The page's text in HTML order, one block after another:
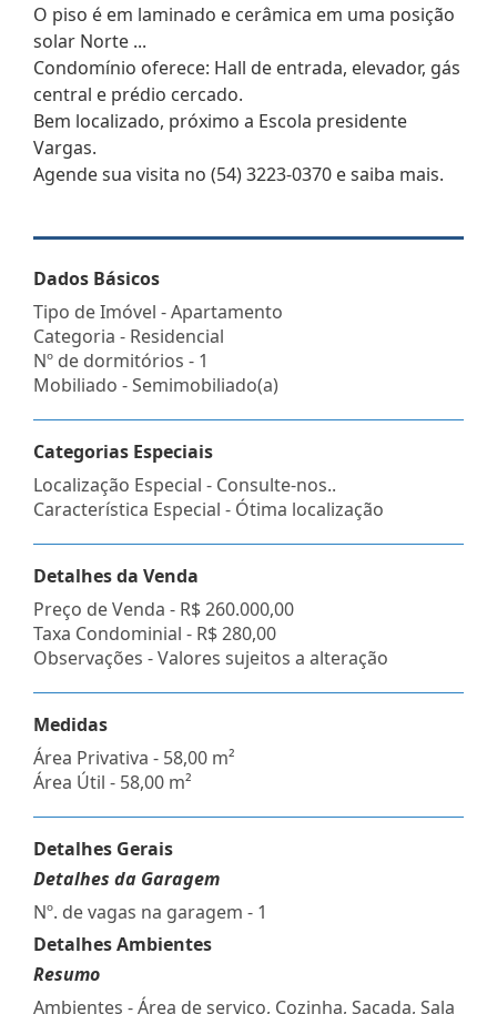
O piso é em laminado e cerâmica em uma posição
solar Norte ...
Condomínio oferece: Hall de entrada, elevador, gás
central e prédio cercado.
Bem localizado, próximo a Escola presidente
Vargas.
Agende sua visita no (54) 3223-0370 e saiba mais.
Dados Básicos
Tipo de Imóvel - Apartamento
Categoria - Residencial
Nº de dormitórios - 1
Mobiliado - Semimobiliado(a)
Categorias Especiais
Localização Especial - Consulte-nos..
Característica Especial - Ótima localização
Detalhes da Venda
Preço de Venda - R$ 260.000,00
Taxa Condominial - R$ 280,00
Observações - Valores sujeitos a alteração
Medidas
Área Privativa - 58,00 m²
Área Útil - 58,00 m²
Detalhes Gerais
Detalhes da Garagem
Nº. de vagas na garagem - 1
Detalhes Ambientes
Resumo
Ambientes - Área de serviço, Cozinha, Sacada, Sala